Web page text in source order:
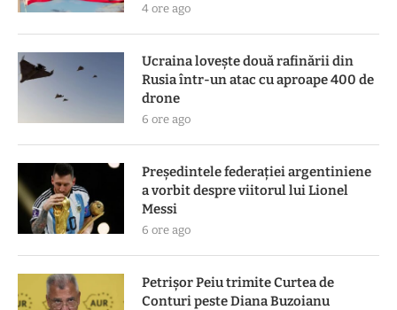
4 ore ago
Ucraina lovește două rafinării din
Rusia într-un atac cu aproape 400 de
drone
6 ore ago
Președintele federației argentiniene
a vorbit despre viitorul lui Lionel
Messi
6 ore ago
Petrișor Peiu trimite Curtea de
Conturi peste Diana Buzoianu